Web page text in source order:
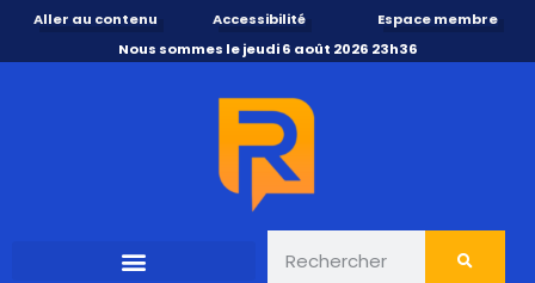
Aller au contenu Accessibilité
Espace membre
Nous sommes le jeudi 6 août 2026 23h36